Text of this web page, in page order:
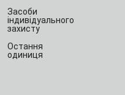
Засоби
індивідуального
захисту
Остання
одиниця